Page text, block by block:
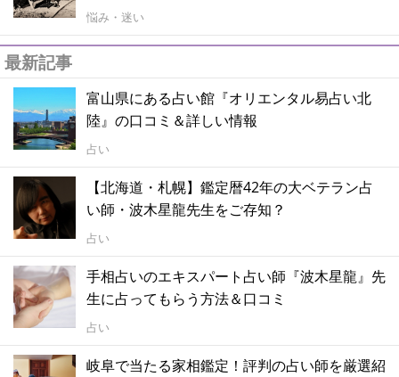
悩み・迷い
最新記事
富山県にある占い館『オリエンタル易占い北
陸』の口コミ＆詳しい情報
占い
【北海道・札幌】鑑定暦42年の大ベテラン占
い師・波木星龍先生をご存知？
占い
手相占いのエキスパート占い師『波木星龍』先
生に占ってもらう方法＆口コミ
占い
岐阜で当たる家相鑑定！評判の占い師を厳選紹